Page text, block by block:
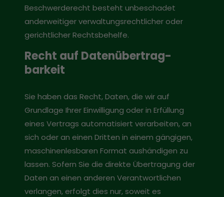
Beschwerderecht besteht unbeschadet
anderweitiger verwaltungsrechtlicher oder
gerichtlicher Rechtsbehelfe.
Recht auf Daten­übertrag­
barkeit
Sie haben das Recht, Daten, die wir auf
Grundlage Ihrer Einwilligung oder in Erfüllung
eines Vertrags automatisiert verarbeiten, an
sich oder an einen Dritten in einem gängigen,
maschinenlesbaren Format aushändigen zu
lassen. Sofern Sie die direkte Übertragung der
Daten an einen anderen Verantwortlichen
verlangen, erfolgt dies nur, soweit es